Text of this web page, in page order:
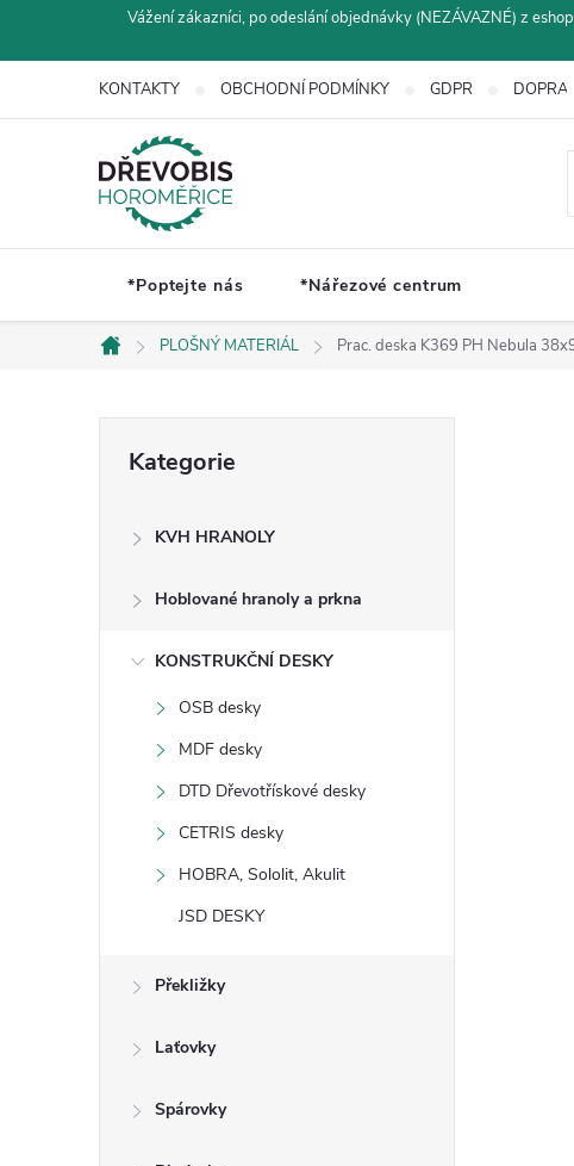
Vážení zákazníci, po odeslání objednávky (NEZÁVAZNÉ) z
KONTAKTY OBCHODNÍ PODMÍNKY GDPR
*Poptejte nás *Nářezové centrum
Domů
PLOŠNÝ MATERIÁL Prac. deska K369 PH Nebula
kategorie
Kategorie
KVH HRANOLY
Hoblované hranoly a prkna
KONSTRUKČNÍ DESKY
OSB desky
MDF desky
DTD Dřevotřískové desky
CETRIS desky
HOBRA, Sololit, Akulit
JSD DESKY
Překližky
Laťovky
Spárovky